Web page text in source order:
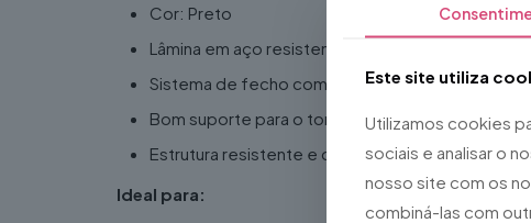
Cor: Preto
Lâmina em aço resistente
Sistema de fecho com fivelas de segurança
Bom suporte para o tornozelo
Estrutura resistente e confortável
Ideal para:
Este site utiliza
Utilizamos cookies
sociais e analisar o
nosso site com os
combiná-las com